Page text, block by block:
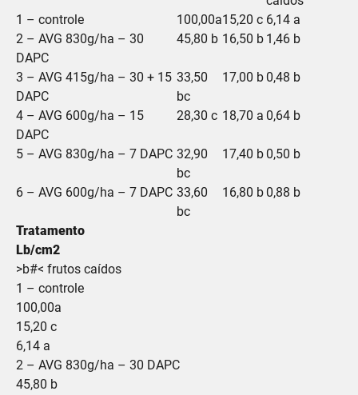
1 – controle
100,00a15,20 c 6,14 a
2 – AVG 830g/ha – 30
DAPC
45,80 b 16,50 b 1,46 b
3 – AVG 415g/ha – 30 + 15
DAPC
33,50
bc
17,00 b 0,48 b
4 – AVG 600g/ha – 15
DAPC
28,30 c 18,70 a 0,64 b
5 – AVG 830g/ha – 7 DAPC 32,90
bc
17,40 b 0,50 b
6 – AVG 600g/ha – 7 DAPC 33,60
bc
16,80 b 0,88 b
Tratamento
Lb/cm2
>b#< frutos caídos
1 – controle
100,00a
15,20 c
6,14 a
2 – AVG 830g/ha – 30 DAPC
45,80 b